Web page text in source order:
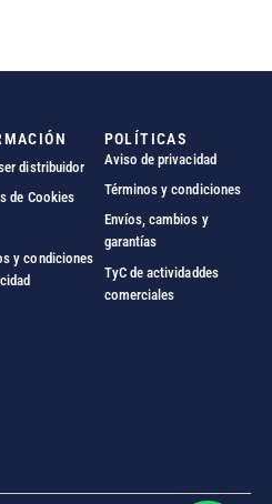
distribuidor
de Cookies
y condiciones
POLÍTICAS
Aviso de privacidad
Términos y condiciones
Envíos, cambios y
garantías
TyC de actividaddes
comerciales